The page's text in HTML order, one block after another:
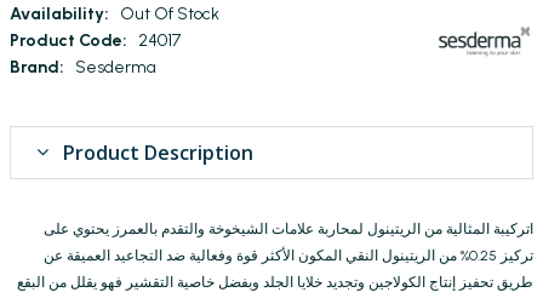
Availability:
Out Of Stock
Product Code:
24017
Brand:
Sesderma
Product Description
اتركيبة المثالية من الريتينول لمحاربة علامات الشيخوخة والتقدم بالعمرز يحتوي على
تركيز 0.25% من الريتينول النقي المكون الأكثر قوة وفعالية ضد التجاعيد العميقة عن
طريق تحفيز إنتاج الكولاجين وتجديد خلايا الجلد وبفضل خاصية التقشير فهو يقلل من البقع